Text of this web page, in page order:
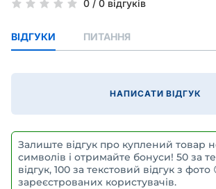
0 / 0 відгуків
ВІДГУКИ ПИТАННЯ
НАПИСАТИ ВІДГУК
Залиште відгук про куплений товар
символів і отримайте бонуси! 50 за
відгук, 100 за текстовий відгук з фото
зареєстрованих користувачів.